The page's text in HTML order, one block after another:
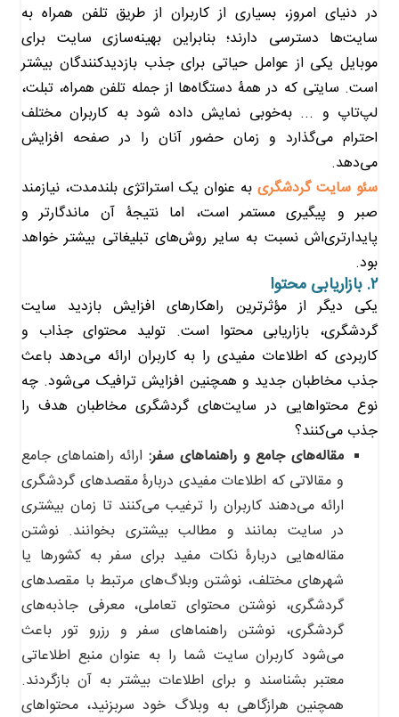
در دنیای امروز، بسیاری از کاربران از طریق تلفن همراه به
سایت‌ها دسترسی دارند؛ بنابراین بهینه‌سازی سایت برای
موبایل یکی از عوامل حیاتی برای جذب بازدیدکنندگان بیشتر
است. سایتی که در همۀ دستگاه‌ها از جمله تلفن همراه، تبلت،
لپ‌تاپ و ... به‌‌خوبی نمایش داده شود به کاربران مختلف
احترام می‌گذارد و زمان حضور آنان را در صفحه افزایش
می‌دهد.
سئو سایت گردشگری به عنوان یک استراتژی بلندمدت، نیازمند
صبر و پیگیری مستمر است، اما نتیجۀ آن ماندگارتر و
پایدارتری‌اش نسبت به سایر روش‌های تبلیغاتی بیشتر خواهد
بود.
۲. بازاریابی محتوا
یکی دیگر از مؤثرترین راهکارهای افزایش بازدید سایت
گردشگری، بازاریابی محتوا است. تولید محتوای جذاب و
کاربردی که اطلاعات مفیدی را به کاربران ارائه می‌دهد باعث
جذب مخاطبان جدید و همچنین افزایش ترافیک می‌شود. چه
نوع محتواهایی در سایت‌های گردشگری مخاطبان هدف را
جذب می‌کنند؟
مقاله‌های جامع و راهنماهای سفر:ارائه راهنماهای جامع
و مقالاتی که اطلاعات مفیدی دربارۀ مقصدهای گردشگری
ارائه می‌دهند کاربران را ترغیب می‌کنند تا زمان بیشتری
در سایت بمانند و مطالب بیشتری بخوانند. نوشتن
مقاله‌هایی دربارۀ نکات مفید برای سفر به کشورها یا
شهرهای مختلف، نوشتن وبلاگ‌های مرتبط با مقصدهای
گردشگری، نوشتن محتوای تعاملی، معرفی جاذبه‌های
گردشگری، نوشتن راهنماهای سفر و رزرو تور باعث
می‌شود کاربران سایت شما را به عنوان منبع اطلاعاتی
معتبر بشناسند و برای اطلاعات بیشتر به آن بازگردند.
همچنین هرازگاهی به وبلاگ خود سربزنید، محتواهای